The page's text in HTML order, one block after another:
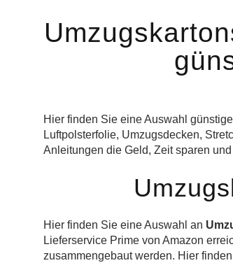
Hier finden Sie eine Auswahl
Luftpolsterfolie, Umzugsdecken,
Anleitungen die Geld, Zeit sparen
Hier finden Sie eine Auswahl an
Lieferservice Prime von Amazon
zusammengebaut werden. Hier